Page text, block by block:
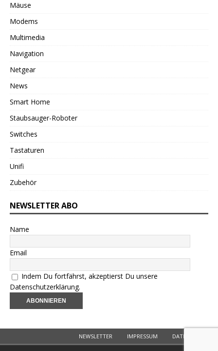
Mäuse
Modems
Multimedia
Navigation
Netgear
News
Smart Home
Staubsauger-Roboter
Switches
Tastaturen
Unifi
Zubehör
NEWSLETTER ABO
Name
Email
Indem Du fortfährst, akzeptierst Du unsere
Datenschutzerklärung.
NEWSLETTER IMPRESSUM DATENSCHUTZ